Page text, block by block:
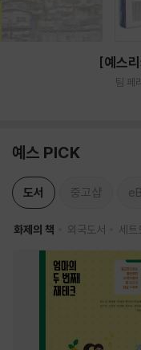
[예스
팀 페
예스 PICK
도서 중고샵
화제의 책 외국도서 세트